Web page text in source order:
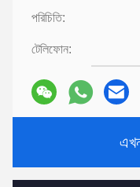
পরিচিতি:
টেলিফোন: